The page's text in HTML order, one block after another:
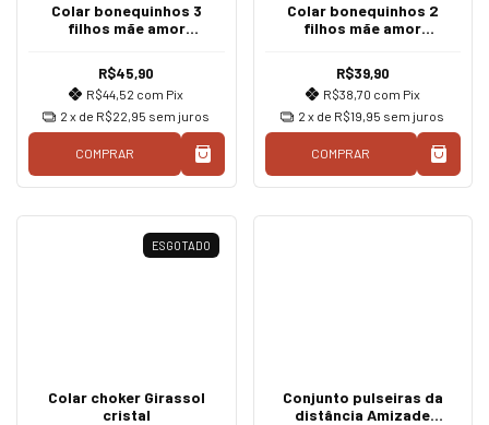
Colar bonequinhos 3
filhos mãe amor
R$45,90
R$44,52 com Pix
2 x de R$22,95 sem juros
COMPRAR
Colar bonequinhos 2
filhos mãe amor
R$39,90
R$38,70 com Pix
2 x de R$19,95 sem juros
COMPRAR
ESGOTADO
Colar choker Girassol
cristal
Conjunto pulseiras da
distância Amizade